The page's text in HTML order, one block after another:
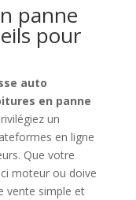
panne
pour
auto
en panne
un
en ligne
Que votre
moteur ou doive
vente simple et